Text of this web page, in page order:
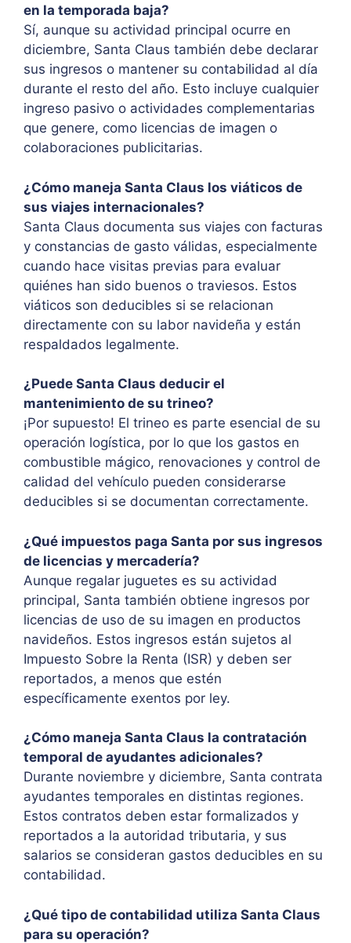
en la temporada baja?
Sí, aunque su actividad principal ocurre en
diciembre, Santa Claus también debe declarar
sus ingresos o mantener su contabilidad al día
durante el resto del año. Esto incluye cualquier
ingreso pasivo o actividades complementarias
que genere, como licencias de imagen o
colaboraciones publicitarias.
¿Cómo maneja Santa Claus los viáticos de
sus viajes internacionales?
Santa Claus documenta sus viajes con facturas
y constancias de gasto válidas, especialmente
cuando hace visitas previas para evaluar
quiénes han sido buenos o traviesos. Estos
viáticos son deducibles si se relacionan
directamente con su labor navideña y están
respaldados legalmente.
¿Puede Santa Claus deducir el
mantenimiento de su trineo?
¡Por supuesto! El trineo es parte esencial de su
operación logística, por lo que los gastos en
combustible mágico, renovaciones y control de
calidad del vehículo pueden considerarse
deducibles si se documentan correctamente.
¿Qué impuestos paga Santa por sus ingresos
de licencias y mercadería?
Aunque regalar juguetes es su actividad
principal, Santa también obtiene ingresos por
licencias de uso de su imagen en productos
navideños. Estos ingresos están sujetos al
Impuesto Sobre la Renta (ISR) y deben ser
reportados, a menos que estén
específicamente exentos por ley.
¿Cómo maneja Santa Claus la contratación
temporal de ayudantes adicionales?
Durante noviembre y diciembre, Santa contrata
ayudantes temporales en distintas regiones.
Estos contratos deben estar formalizados y
reportados a la autoridad tributaria, y sus
salarios se consideran gastos deducibles en su
contabilidad.
¿Qué tipo de contabilidad utiliza Santa Claus
para su operación?